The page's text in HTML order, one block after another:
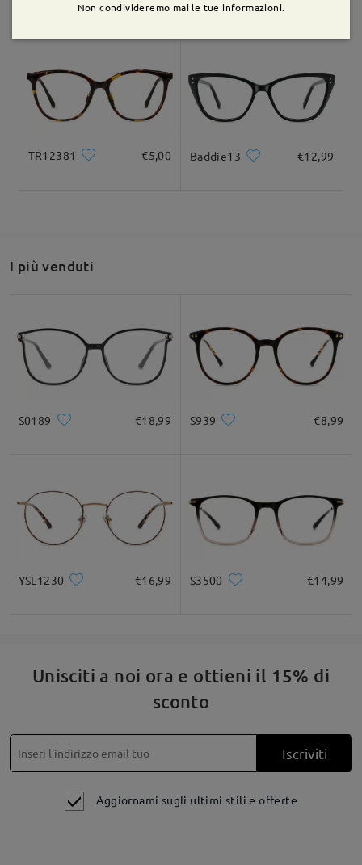
TR12381 €5,00 Baddie13 €12,99
I più venduti
S0189 €18,99 S939 €8,99
YSL1230 €16,99 S3500 €14,99
Unisciti a noi ora e ottieni il 15% di
sconto
Iscriviti
Aggiornami sugli ultimi stili e offerte
Non condivideremo mai le tue informazioni.